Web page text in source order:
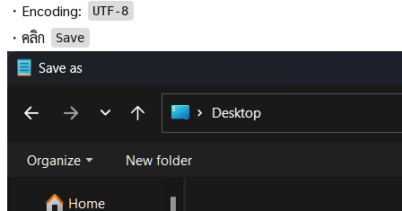
・Encoding: UTF-8
・คลิก Save